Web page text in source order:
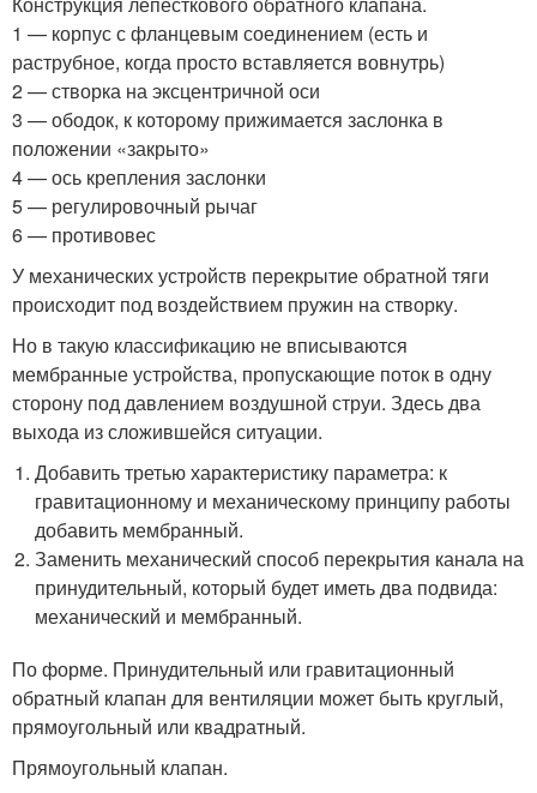
1 — корпус с фланцевым соединением (есть и
раструбное, когда просто вставляется вовнутрь)
2 — створка на эксцентричной оси
3 — ободок, к которому прижимается заслонка в
положении «закрыто»
4 — ось крепления заслонки
5 — регулировочный рычаг
6 — противовес
У механических устройств перекрытие обратной тяги
происходит под воздействием пружин на створку.
Но в такую классификацию не вписываются
мембранные устройства, пропускающие поток в одну
сторону под давлением воздушной струи. Здесь два
выхода из сложившейся ситуации.
Добавить третью характеристику параметра: к
гравитационному и механическому принципу работы
добавить мембранный.
Заменить механический способ перекрытия канала на
принудительный, который будет иметь два подвида:
механический и мембранный.
По форме. Принудительный или гравитационный
обратный клапан для вентиляции может быть круглый,
прямоугольный или квадратный.
Прямоугольный клапан.